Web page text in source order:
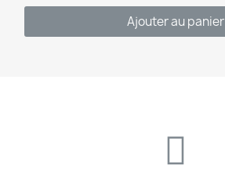
Ajouter au panier